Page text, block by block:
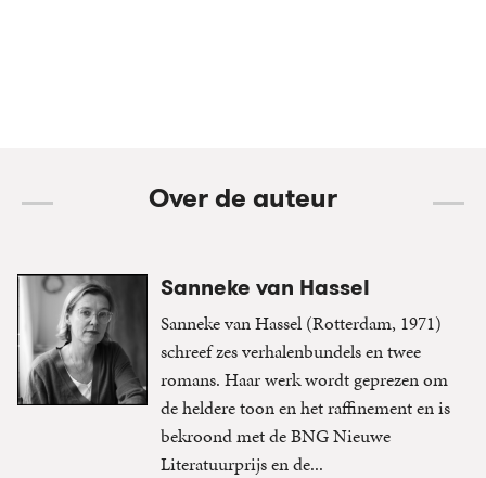
Over de auteur
Sanneke van Hassel
Sanneke van Hassel (Rotterdam, 1971)
schreef zes verhalenbundels en twee
romans. Haar werk wordt geprezen om
de heldere toon en het raffinement en is
bekroond met de BNG Nieuwe
Literatuurprijs en de...